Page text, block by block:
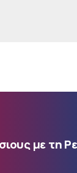
με τη